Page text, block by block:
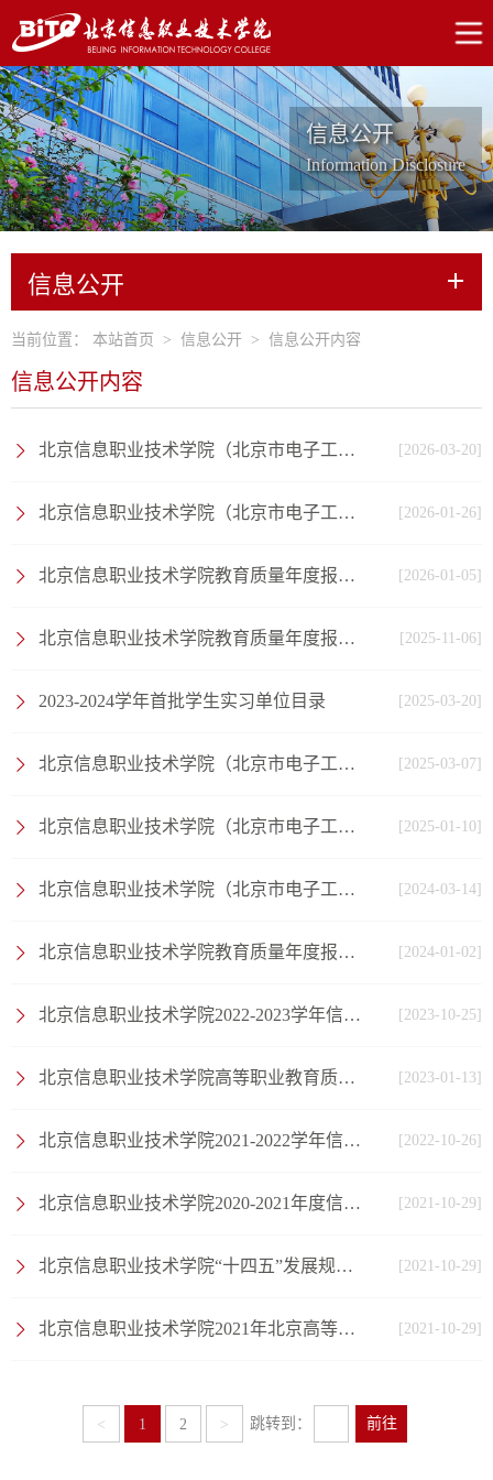
信息公开
Information Disclosure
信息公开
当前位置： 本站首页 > 信息公开 > 信息公开内容
信息公开内容
北京信息职业技术学院（北京市电子工业党校）2026年度单位预算信息公开 [2026-03-20]
北京信息职业技术学院（北京市电子工业党校）2024-2025学年信息公开工作报告 [2026-01-26]
北京信息职业技术学院教育质量年度报告（2025年度） [2026-01-05]
北京信息职业技术学院教育质量年度报告（2024年度） [2025-11-06]
2023-2024学年首批学生实习单位目录 [2025-03-20]
北京信息职业技术学院（北京市电子工业党校）2025年度单位预算信息公开 [2025-03-07]
北京信息职业技术学院（北京市电子工业党校）2023-2024学年信息公开工作报告 [2025-01-10]
北京信息职业技术学院（北京市电子工业党校）2024年度单位预算信息公开 [2024-03-14]
北京信息职业技术学院教育质量年度报告（2023年度） [2024-01-02]
北京信息职业技术学院2022-2023学年信息公开工作报告 [2023-10-25]
北京信息职业技术学院高等职业教育质量年度报告（2023年） [2023-01-13]
北京信息职业技术学院2021-2022学年信息公开工作报告 [2022-10-26]
北京信息职业技术学院2020-2021年度信息公开报告 [2021-10-29]
北京信息职业技术学院“十四五”发展规划纲要 [2021-10-29]
北京信息职业技术学院2021年北京高等职业教育质量年度报告 [2021-10-29]
< 1 2 > 跳转到： 前往